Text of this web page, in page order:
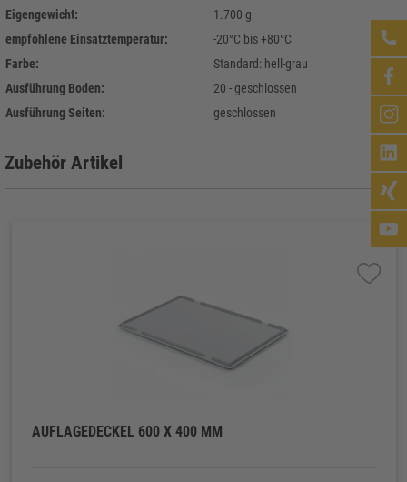
Eigengewicht:
1.700 g
empfohlene Einsatztemperatur:
-20°C bis +80°C
Farbe:
Standard: hell-grau
Ausführung Boden:
20 - geschlossen
Ausführung Seiten:
geschlossen
Zubehör Artikel
AUFLAGEDECKEL 600 X 400 MM